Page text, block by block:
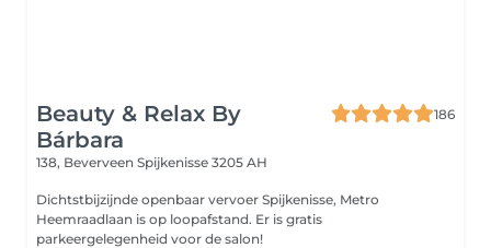
Beauty & Relax By
Bárbara
186
138, Beverveen Spijkenisse 3205 AH
Dichtstbijzijnde openbaar vervoer Spijkenisse, Metro
Heemraadlaan is op loopafstand. Er is gratis
parkeergelegenheid voor de salon!